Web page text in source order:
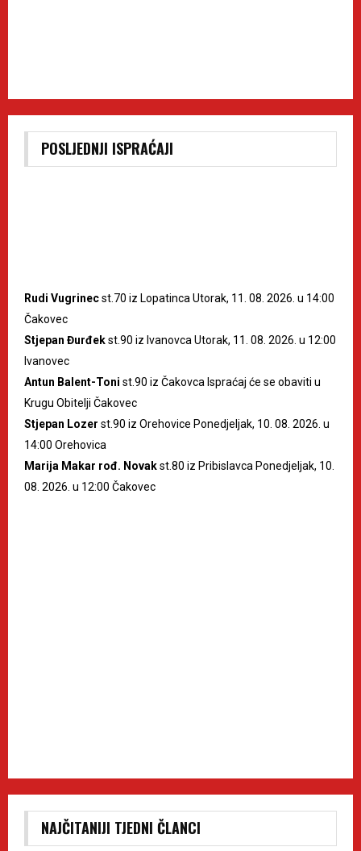
POSLJEDNJI ISPRAĆAJI
Rudi Vugrinecst.70 iz Lopatinca Utorak, 11. 08. 2026. u 14:00
Čakovec
Stjepan Đurđekst.90 iz Ivanovca Utorak, 11. 08. 2026. u 12:00
Ivanovec
Antun Balent-Toni st.90 iz Čakovca Ispraćaj će se obaviti u
Krugu Obitelji Čakovec
Stjepan Lozer st.90 iz Orehovice Ponedjeljak, 10. 08. 2026. u
14:00 Orehovica
Marija Makar rođ. Novakst.80 iz Pribislavca Ponedjeljak, 10.
08. 2026. u 12:00 Čakovec
NAJČITANIJI TJEDNI ČLANCI